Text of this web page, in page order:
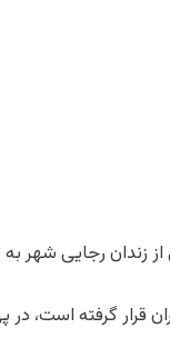
زندان رجایی شهر
قرار گرفته است، در